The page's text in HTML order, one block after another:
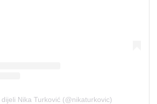
Nika Turković (@nikaturkovic)